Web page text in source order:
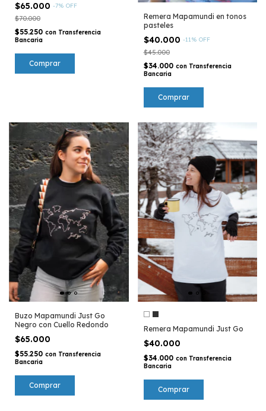
$65.000 -7% OFF
$70.000
$55.250 con Transferencia
Bancaria
Comprar
Remera Mapamundi en tonos
pasteles
$40.000 -11% OFF
$45.000
$34.000 con Transferencia
Bancaria
Comprar
Buzo Mapamundi Just Go
Negro con Cuello Redondo
$65.000
$55.250 con Transferencia
Bancaria
Comprar
Remera Mapamundi Just Go
$40.000
$34.000 con Transferencia
Bancaria
Comprar